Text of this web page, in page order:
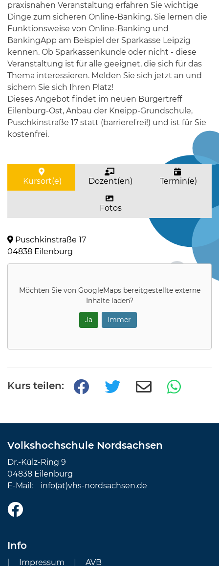
praxisnahen Veranstaltung erfahren Sie wichtige
Dinge zum sicheren Online-Banking. Sie lernen die
Funktionsweise von Online-Banking und
BankingApp am Beispiel der Sparkasse Leipzig
kennen. Ob Sparkassenkunde oder nicht - diese
Veranstaltung ist für alle geeignet, die sich für das
Thema interessieren. Melden Sie sich jetzt an und
sichern Sie sich Ihren Platz!
Dieses Angebot findet im neuen Bürgertreff
Eilenburg-Ost, Anbau der Kneipp-Grundschule,
Puschkinstraße 17 statt (barrierefrei!) und ist für Sie
kostenfrei.
Kursort(e) Dozent(en) Termin(e)
Fotos
Puschkinstraße 17
04838 Eilenburg
Möchten Sie von GoogleMapsbereitgestellte externe
Inhalte laden?
Ja Immer
Kurs teilen:
Volkshochschule Nordsachsen
Dr.-Külz-Ring 9
04838 Eilenburg
E-Mail: info(at)vhs-nordsachsen.de
Info
Impressum AVB